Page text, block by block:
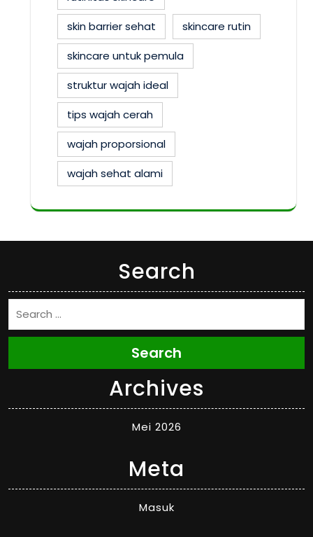
skin barrier sehat
skincare rutin
skincare untuk pemula
struktur wajah ideal
tips wajah cerah
wajah proporsional
wajah sehat alami
Search
Search
Archives
Mei 2026
Meta
Masuk